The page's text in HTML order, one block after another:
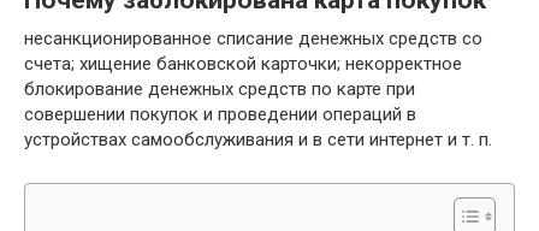
несанкционированное списание денежных средств со
счета; хищение банковской карточки; некорректное
блокирование денежных средств по карте при
совершении покупок и проведении операций в
устройствах самообслуживания и в сети интернет и т. п.